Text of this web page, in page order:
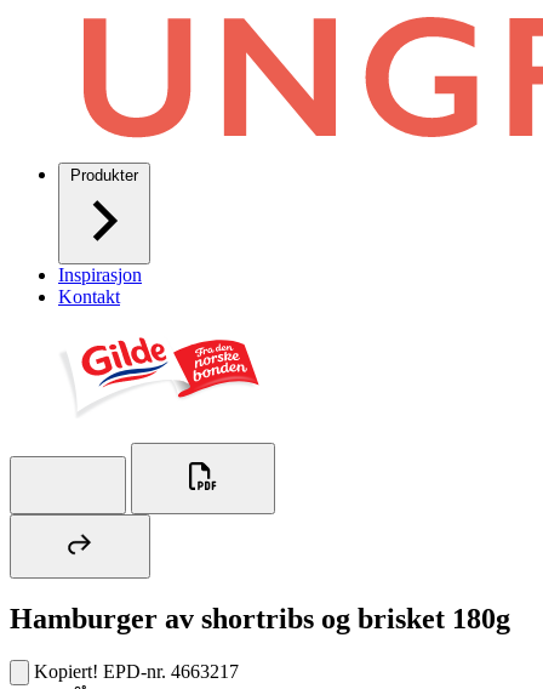
Produkter
Inspirasjon
Kontakt
Hamburger av shortribs og brisket 180g
Kopiert! EPD-nr. 4663217